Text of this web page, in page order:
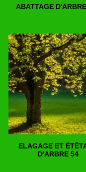
ABATTAGE
ELAGAGE ET
D'ARBRE 54